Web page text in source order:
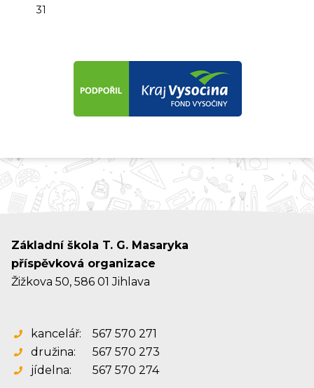
31
Základní škola T. G. Masaryka
příspěvková organizace
Žižkova 50, 586 01 Jihlava
kancelář:
567 570 271
družina:
567 570 273
jídelna:
567 570 274